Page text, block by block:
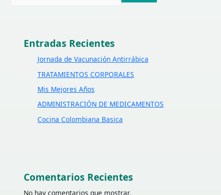
Entradas Recientes
Jornada de Vacunación Antirrábica
TRATAMIENTOS CORPORALES
Mis Mejores Años
ADMINISTRACIÓN DE MEDICAMENTOS
Cocina Colombiana Basica
Comentarios Recientes
No hay comentarios que mostrar.